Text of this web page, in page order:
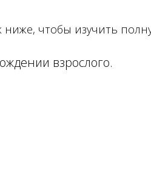
ниже, чтобы изучить
взрослого.